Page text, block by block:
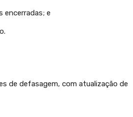
encerradas; e
de defasagem, com atualização de